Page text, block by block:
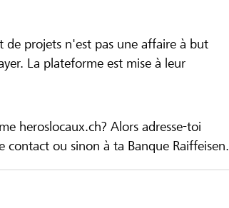
de projets n'est pas une affaire à but
La plateforme est mise à leur
heroslocaux.ch? Alors adresse-toi
ou sinon à ta Banque Raiffeisen.